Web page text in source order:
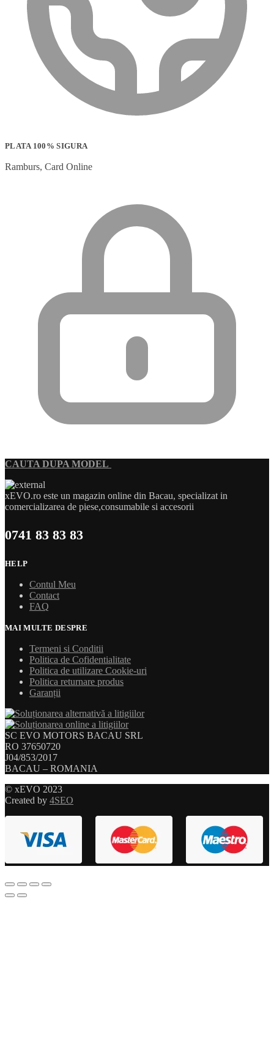
PLATA 100% SIGURA
Ramburs, Card Online
CAUTA DUPA MODEL
xEVO.ro este un magazin online din Bacau, specializat in
comercializarea de piese,consumabile si accesorii
0741 83 83 83
HELP
Contul Meu
Contact
FAQ
MAI MULTE DESPRE
Termeni si Conditii
Politica de Cofidentialitate
Politica de utilizare Cookie-uri
Politica returnare produs
Garanții
SC EVO MOTORS BACAU SRL
RO 37650720
J04/853/2017
BACAU – ROMANIA
© xEVO 2023
Created by 4SEO